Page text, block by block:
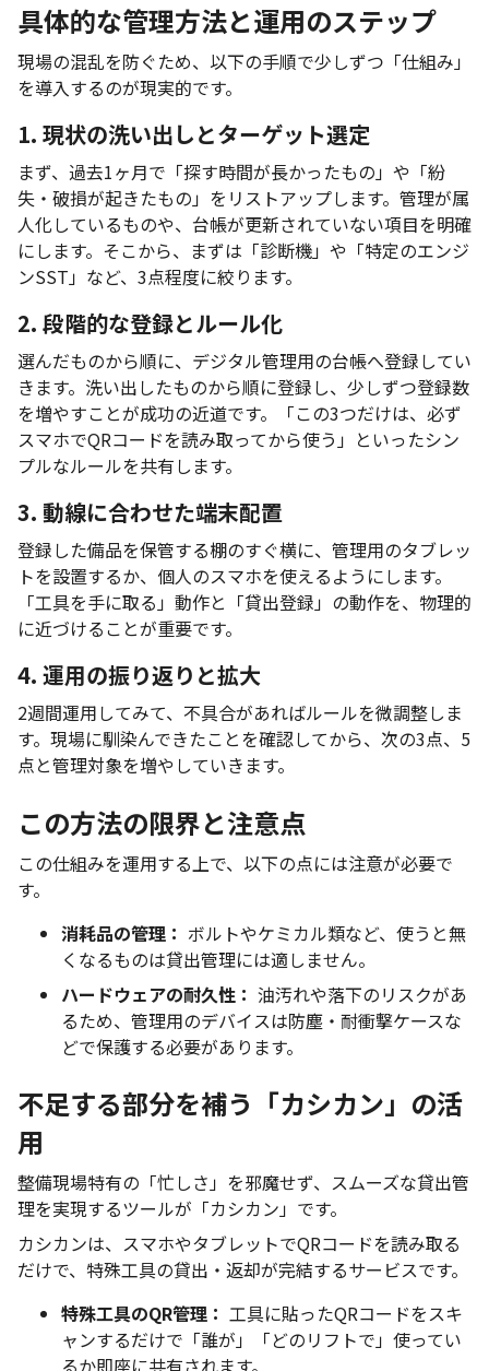
具体的な管理方法と運用のステップ
現場の混乱を防ぐため、以下の手順で少しずつ「仕組み」
を導入するのが現実的です。
1. 現状の洗い出しとターゲット選定
まず、過去1ヶ月で「探す時間が長かったもの」や「紛
失・破損が起きたもの」をリストアップします。管理が属
人化しているものや、台帳が更新されていない項目を明確
にします。そこから、まずは「診断機」や「特定のエンジ
ンSST」など、3点程度に絞ります。
2. 段階的な登録とルール化
選んだものから順に、デジタル管理用の台帳へ登録してい
きます。洗い出したものから順に登録し、少しずつ登録数
を増やすことが成功の近道です。「この3つだけは、必ず
スマホでQRコードを読み取ってから使う」といったシン
プルなルールを共有します。
3. 動線に合わせた端末配置
登録した備品を保管する棚のすぐ横に、管理用のタブレッ
トを設置するか、個人のスマホを使えるようにします。
「工具を手に取る」動作と「貸出登録」の動作を、物理的
に近づけることが重要です。
4. 運用の振り返りと拡大
2週間運用してみて、不具合があればルールを微調整しま
す。現場に馴染んできたことを確認してから、次の3点、5
点と管理対象を増やしていきます。
この方法の限界と注意点
この仕組みを運用する上で、以下の点には注意が必要で
す。
消耗品の管理： ボルトやケミカル類など、使うと無
くなるものは貸出管理には適しません。
ハードウェアの耐久性： 油汚れや落下のリスクがあ
るため、管理用のデバイスは防塵・耐衝撃ケースな
どで保護する必要があります。
不足する部分を補う「カシカン」の活
用
整備現場特有の「忙しさ」を邪魔せず、スムーズな貸出管
理を実現するツールが「カシカン」です。
カシカンは、スマホやタブレットでQRコードを読み取る
だけで、特殊工具の貸出・返却が完結するサービスです。
特殊工具のQR管理： 工具に貼ったQRコードをスキ
ャンするだけで「誰が」「どのリフトで」使ってい